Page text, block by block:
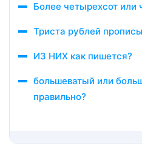
Более четырехсот или
Триста рублей
ИЗ НИХ как пишется?
большеватый или
правильно?